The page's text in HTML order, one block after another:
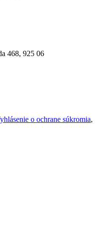
468, 925 06
o ochrane súkromia,